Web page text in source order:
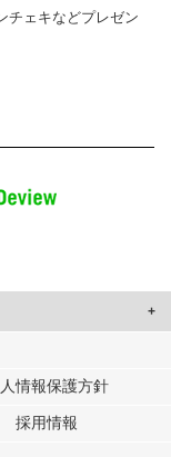
チェキなどプレゼン
たコンテンツや広告の
しています。
提供した他の情報や、
情報保護方針
採用情報